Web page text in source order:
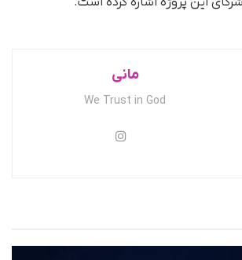
مانی
We Trust in God